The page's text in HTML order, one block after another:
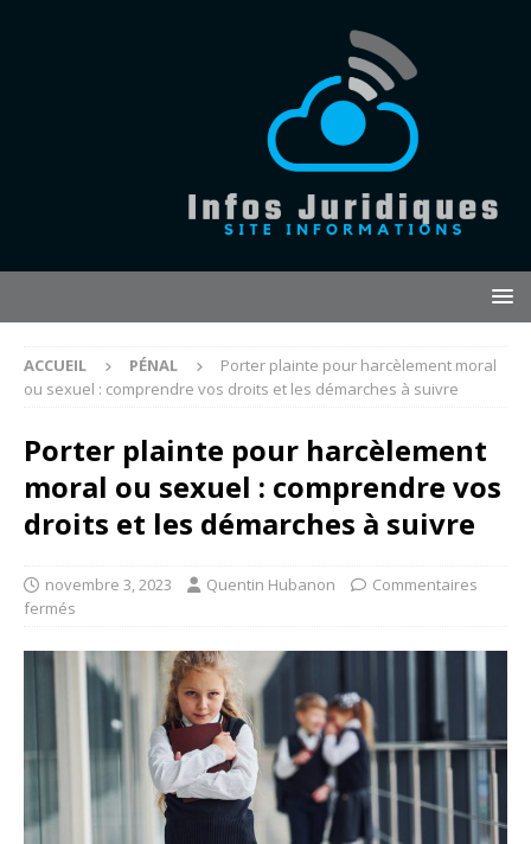
ACCUEIL PÉNAL
Porter plainte pour harcèlement moral
ou sexuel : comprendre vos droits et les démarches à suivre
Porter plainte pour harcèlement
moral ou sexuel : comprendre vos
droits et les démarches à suivre
novembre 3, 2023 Quentin Hubanon
Commentaires
fermés